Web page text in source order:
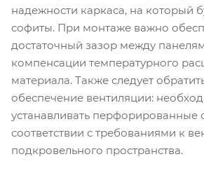
надежности каркаса, на который
софиты. При монтаже важно
достаточный зазор между
компенсации температурного
материала. Также следует
обеспечение вентиляции:
устанавливать перфорированные
соответствии с требованиями к
подкровельного пространства.